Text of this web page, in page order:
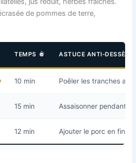
de pommes de terre,
TEMPS ASTUCE ANTI-
10 min Poêler les tranches
15 min Assaisonner pendant
12 min Ajouter le porc en fin